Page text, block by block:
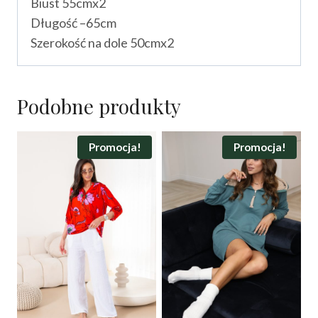
Długość –65cm
Szerokość na dole 50cmx2
Podobne produkty
Promocja! Promocja!